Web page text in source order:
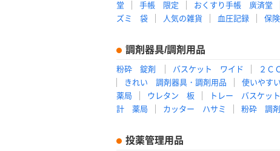
堂
手帳 限定 おくすり手帳 廣済堂
ズミ 袋
人気の雑貨 血圧記録 保
調剤器具/調剤用品
粉砕 錠剤 バスケット ワイド ２Ｃ
きれい 調剤器具・調剤用品
使いやす
薬局
ウレタン 板 トレー バスケット
計 薬局
カッター ハサミ 粉砕 調剤
投薬管理用品